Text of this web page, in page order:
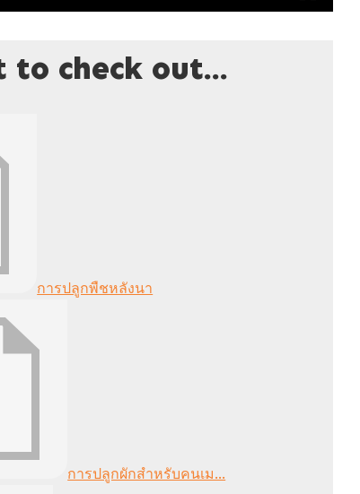
check out...
การปลูกพืชหลังนา
การปลูกผักสำหรับคนเม...